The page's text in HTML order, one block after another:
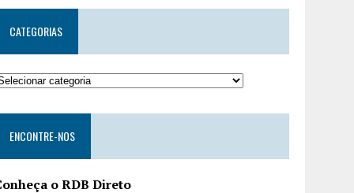
CATEGORIAS
ENCONTRE-NOS
o RDB Direto